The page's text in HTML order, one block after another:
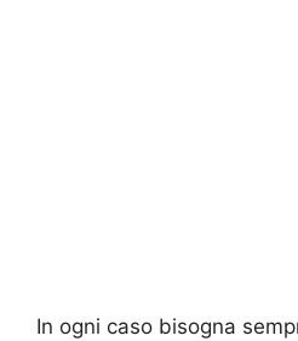
In ogni caso bisogna